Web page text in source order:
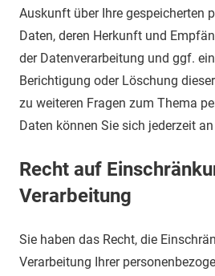
Auskunft über Ihre gespeicherten
Daten, deren Herkunft und
der Datenverarbeitung und ggf.
Berichtigung oder Löschung
zu weiteren Fragen zum Thema
Daten können Sie sich jederzeit
Recht auf
Verarbeitung
Sie haben das Recht, die
Verarbeitung Ihrer